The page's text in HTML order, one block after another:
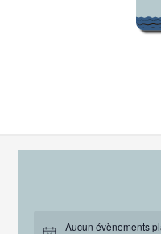
Aucun évènements